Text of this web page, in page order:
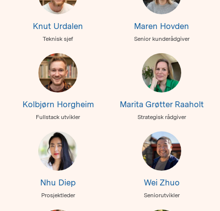
Knut Urdalen
Teknisk sjef
Maren Hovden
Senior kunderådgiver
Kolbjørn Horgheim
Fullstack utvikler
Marita Grøtter Raaholt
Strategisk rådgiver
Nhu Diep
Prosjektleder
Wei Zhuo
Seniorutvikler